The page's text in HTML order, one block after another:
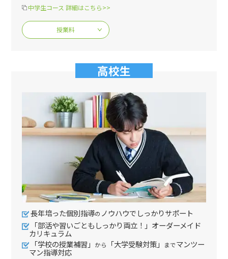
中学生コース 詳細はこちら>>
授業料
高校生
長年培った個別指導の ノウハウでしっかりサポート
「部活や習いごともしっかり両立！」オーダーメイド
カリキュラム
「学校の授業補習」
から 「大学受験対策」 までマンツー
マン指導対応